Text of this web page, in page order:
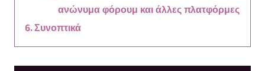
ανώνυμα φόρουμ και άλλες πλατφόρμες
Συνοπτικά